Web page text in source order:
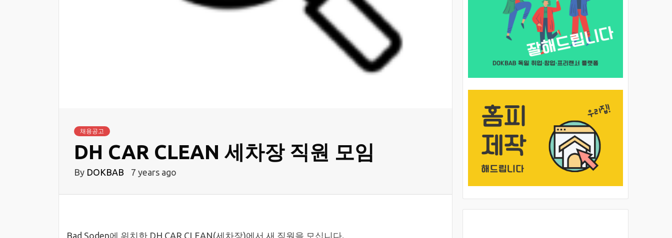
채용공고
DH CAR CLEAN 세차장 직원 모임
By DOKBAB 7 years ago
Bad Soden에 위치한 DH CAR CLEAN(세차장)에서 새 직원을 모십니다.